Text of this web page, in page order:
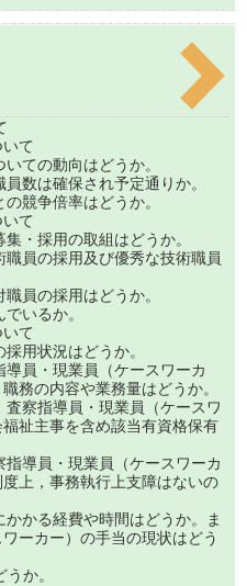
いて
ての動向はどうか。
は確保され予定通りか。
競争倍率はどうか。
いて
採用の取組はどうか。
の採用及び優秀な技術職員
員の採用はどうか。
いるか。
いて
用状況はどうか。
員・現業員（ケースワーカ
務の内容や業務量はどうか。
指導員・現業員（ケースワ
祉主事を含め該当有資格保有
員・現業員（ケースワーカ
上，事務執行上支障はないの
る経費や時間はどうか。ま
ーカー）の手当の現状はどう
か。